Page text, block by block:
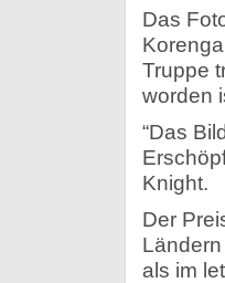
Das
Truppe
worden
“Das
Knight.
Der
als im